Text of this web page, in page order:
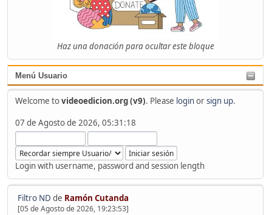
Haz una donación para ocultar este bloque
Menú Usuario
Welcome tovideoedicion.org (v9). Please loginorsign up.
07 de Agosto de 2026, 05:31:18
Login with username, password and session length
Filtro ND de Ramón Cutanda
[05 de Agosto de 2026, 19:23:53]